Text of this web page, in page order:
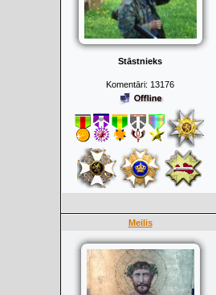
Stāstnieks
Komentāri: 13176
Meilis